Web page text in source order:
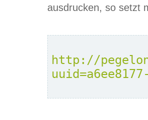
ausdrucken, so setzt
http://